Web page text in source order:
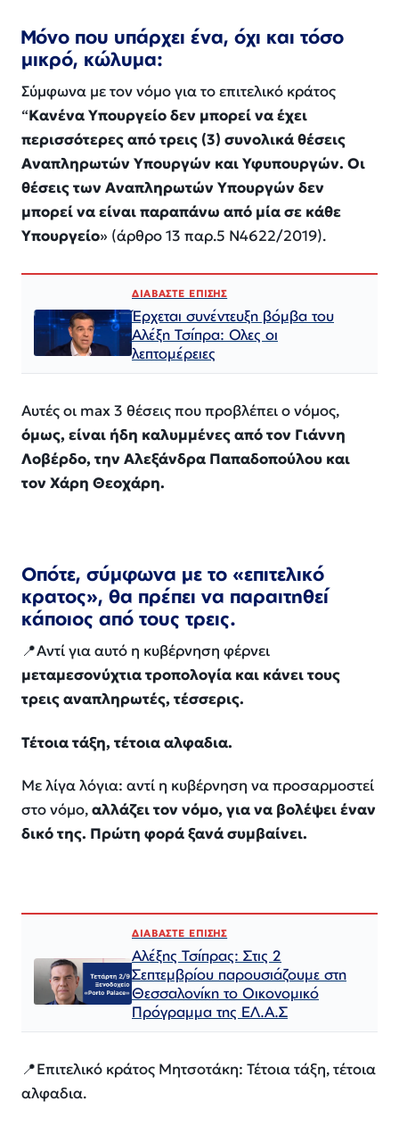
Μόνο που υπάρχει ένα, όχι και τόσο
μικρό, κώλυμα:
Σύμφωνα με τον νόμο για το επιτελικό κράτος
“Κανένα Υπουργείο δεν μπορεί να έχει
περισσότερες από τρεις (3) συνολικά θέσεις
Αναπληρωτών Υπουργών και Υφυπουργών. Οι
θέσεις των Αναπληρωτών Υπουργών δεν
μπορεί να είναι παραπάνω από μία σε κάθε
Υπουργείο» (άρθρο 13 παρ.5 Ν4622/2019).
ΔΙΑΒΑΣΤΕ ΕΠΙΣΗΣ
Έρχεται συνέντευξη βόμβα του
Αλέξη Τσίπρα: Ολες οι
λεπτομέρειες
Αυτές οι max 3 θέσεις που προβλέπει ο νόμος,
όμως, είναι ήδη καλυμμένες από τον Γιάννη
Λοβέρδο, την Αλεξάνδρα Παπαδοπούλου και
τον Χάρη Θεοχάρη.
Οπότε, σύμφωνα με το «επιτελικό
κρατος», θα πρέπει να παραιτηθεί
κάποιος από τους τρεις.
📍Αντί για αυτό η κυβέρνηση φέρνει
μεταμεσονύχτια τροπολογία και κάνει τους
τρεις αναπληρωτές, τέσσερις.
Τέτοια τάξη, τέτοια αλφαδια.
Με λίγα λόγια: αντί η κυβέρνηση να προσαρμοστεί
στο νόμο,αλλάζει τον νόμο, για να βολέψει έναν
δικό της. Πρώτη φορά ξανά συμβαίνει.
ΔΙΑΒΑΣΤΕ ΕΠΙΣΗΣ
Αλέξης Τσίπρας: Στις 2
Σεπτεμβρίου παρουσιάζουμε στη
Θεσσαλονίκη το Οικονομικό
Πρόγραμμα της ΕΛ.Α.Σ
📍Επιτελικό κράτος Μητσοτάκη: Τέτοια τάξη, τέτοια
αλφαδια.